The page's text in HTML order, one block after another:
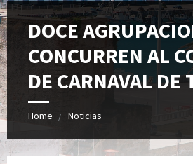
DOCE
CONCURREN AL
DE CARNAVAL DE
Home Noticias